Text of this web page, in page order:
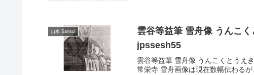
山水 Sansui
雲谷等益筆 雪舟像 うんこ
jpssesh55
雲谷等益筆 雪舟像 うんこくとうえ
常栄寺 雪舟画像は現在数幅伝わるが